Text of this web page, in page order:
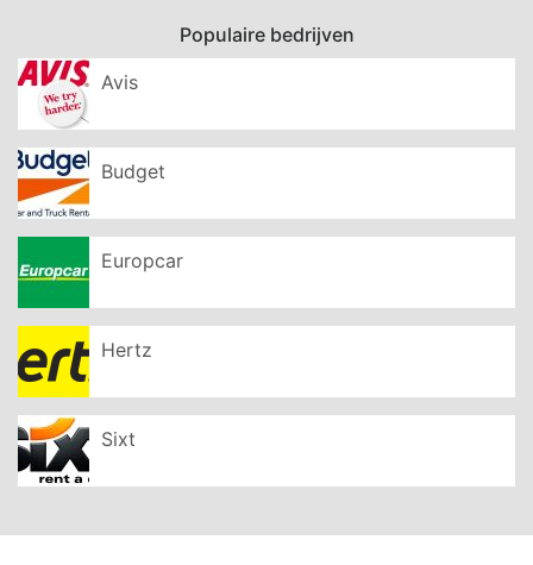
Populaire bedrijven
Avis
Budget
Europcar
Hertz
Sixt